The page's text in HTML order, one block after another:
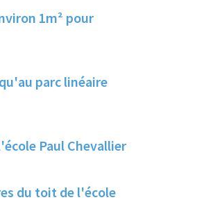
1m² pour
parc linéaire
Paul Chevallier
du toit de l'école